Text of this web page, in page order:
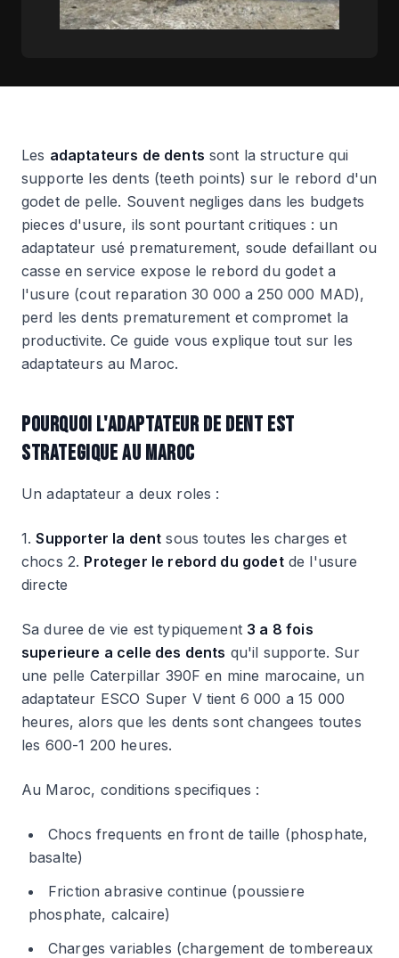
Les adaptateurs de dents sont la structure qui
supporte les dents (teeth points) sur le rebord d'un
godet de pelle. Souvent negliges dans les budgets
pieces d'usure, ils sont pourtant critiques : un
adaptateur usé prematurement, soude defaillant ou
casse en service expose le rebord du godet a
l'usure (cout reparation 30 000 a 250 000 MAD),
perd les dents prematurement et compromet la
productivite. Ce guide vous explique tout sur les
adaptateurs au Maroc.
POURQUOI L'ADAPTATEUR DE DENT EST
STRATEGIQUE AU MAROC
Un adaptateur a deux roles :
1.Supporter la dent sous toutes les charges et
chocs 2. Proteger le rebord du godetde l'usure
directe
Sa duree de vie est typiquement 3 a 8 fois
superieure a celle des dents qu'il supporte. Sur
une pelle Caterpillar 390F en mine marocaine, un
adaptateur ESCO Super V tient 6 000 a 15 000
heures, alors que les dents sont changees toutes
les 600-1 200 heures.
Au Maroc, conditions specifiques :
Chocs frequents en front de taille (phosphate,
basalte)
Friction abrasive continue (poussiere
phosphate, calcaire)
Charges variables (chargement de tombereaux